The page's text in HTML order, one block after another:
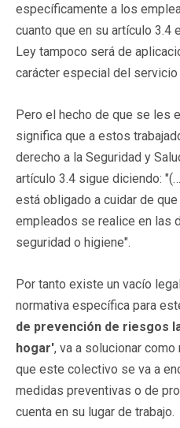
específicamente a los
cuanto que en su artículo 3.4
Ley tampoco será de
carácter especial del servicio
Pero el hecho de que se les
significa que a estos
derecho a la Seguridad y
artículo 3.4 sigue diciendo:
está obligado a cuidar de
empleados se realice en las
seguridad o higiene".
Por tanto existe un vacío
normativa específica para
de prevención de riesgos
hogar', va a solucionar
que este colectivo se va a
medidas preventivas o de
cuenta en su lugar de trabajo.